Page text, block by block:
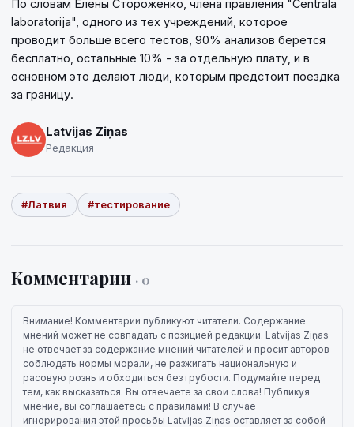
По словам Елены Стороженко, члена правления "Centrala
laboratorija", одного из тех учреждений, которое
проводит больше всего тестов, 90% анализов берется
бесплатно, остальные 10% - за отдельную плату, и в
основном это делают люди, которым предстоит поездка
за границу.
Latvijas Ziņas
Редакция
#Латвия #тестирование
Комментарии · 0
Внимание! Комментарии публикуют читатели. Содержание
мнений может не совпадать с позицией редакции. Latvijas Ziņas
не отвечает за содержание мнений читателей и просит авторов
соблюдать нормы морали, не разжигать национальную и
расовую рознь и обходиться без грубости. Подумайте перед
тем, как высказаться. Вы отвечаете за свои слова! Публикуя
мнение, вы соглашаетесь с правилами! В случае
игнорирования этой просьбы Latvijas Ziņas оставляет за собой